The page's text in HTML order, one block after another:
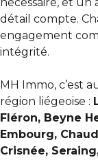
détail compte.
engagement
intégrité.
MH Immo, c’est
région liégeoise :
Fléron, Beyne
Embourg,
Crisnée,